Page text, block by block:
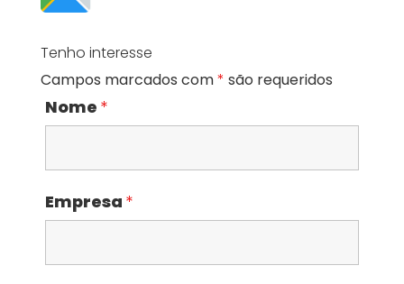
Tenho interesse
Campos marcados com* são requeridos
Nome *
Empresa *